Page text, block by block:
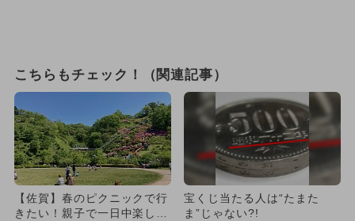
こちらもチェック！（関連記事）
【佐賀】春のピクニックで行
きたい！親子で一日中楽しめ
宝くじ当たる人は“たまた
ま”じゃない?!